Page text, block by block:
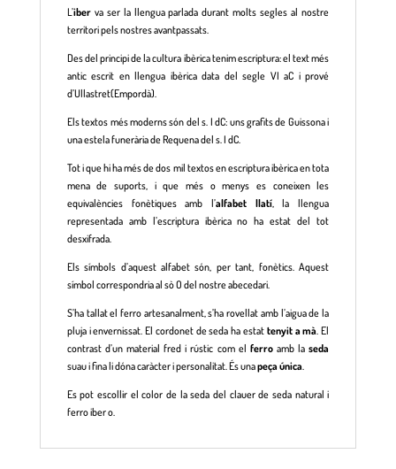
L’iberva ser la llengua parlada durant molts segles al nostre
territori pels nostres avantpassats.
Des del principi de la cultura ibèrica tenim escriptura: el text més
antic escrit en llengua ibèrica data del segle VI aC i prové
d’Ullastret(Empordà).
Els textos més moderns són del s. I dC: uns grafits de Guissona i
una estela funerària de Requena del s. I dC.
Tot i que hi ha més de dos mil textos en escriptura ibèrica en tota
mena de suports, i que més o menys es coneixen les
equivalències fonètiques amb l’alfabet llatí, la llengua
representada amb l’escriptura ibèrica no ha estat del tot
desxifrada.
Els símbols d’aquest alfabet són, per tant, fonètics. Aquest
símbol correspondria al sò O del nostre abecedari.
S’ha tallat el ferro artesanalment, s’ha rovellat amb l’aigua de la
pluja i envernissat. El cordonet de seda ha estat tenyit a mà. El
contrast d’un material fred i rústic com el ferroamb laseda
suau i fina li dóna caràcter i personalitat. És unapeça única.
Es pot escollir el color de la seda del clauer de seda natural i
ferro iber o.